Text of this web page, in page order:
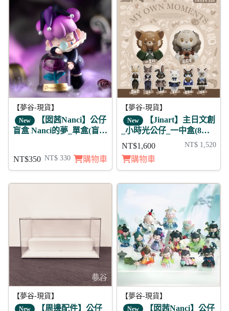
【夢谷-現貨】
New 【囡茜Nanci】公仔
盲盒 Nanci的夢_單盒(盲
NT$350 NT$ 330 購物車
95折
【夢谷-現貨】
New 【Jinart】主日文創
_小時光公仔_一中盒(8款
NT$1,600 NT$ 1,520
購物車
【夢谷-現貨】
New 【周邊配件】公仔
折240
【夢谷-現貨】
New 【囡茜Nanci】公仔